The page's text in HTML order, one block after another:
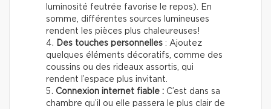
luminosité feutrée favorise le repos). En
somme, différentes sources lumineuses
rendent les pièces plus chaleureuses!
Des touches personnelles : Ajoutez
quelques éléments décoratifs, comme des
coussins ou des rideaux assortis, qui
rendent l’espace plus invitant.
Connexion internet fiable : C’est dans sa
chambre qu’il ou elle passera le plus clair de